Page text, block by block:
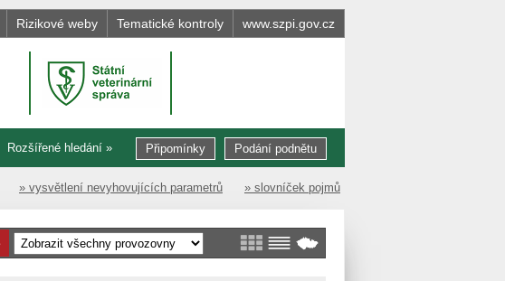
Rizikové weby Tematické kontroly www.szpi.gov.cz
Rozšířené hledání » Podání podnětu
Připomínky
» vysvětlení nevyhovujících parametrů » slovníček pojmů